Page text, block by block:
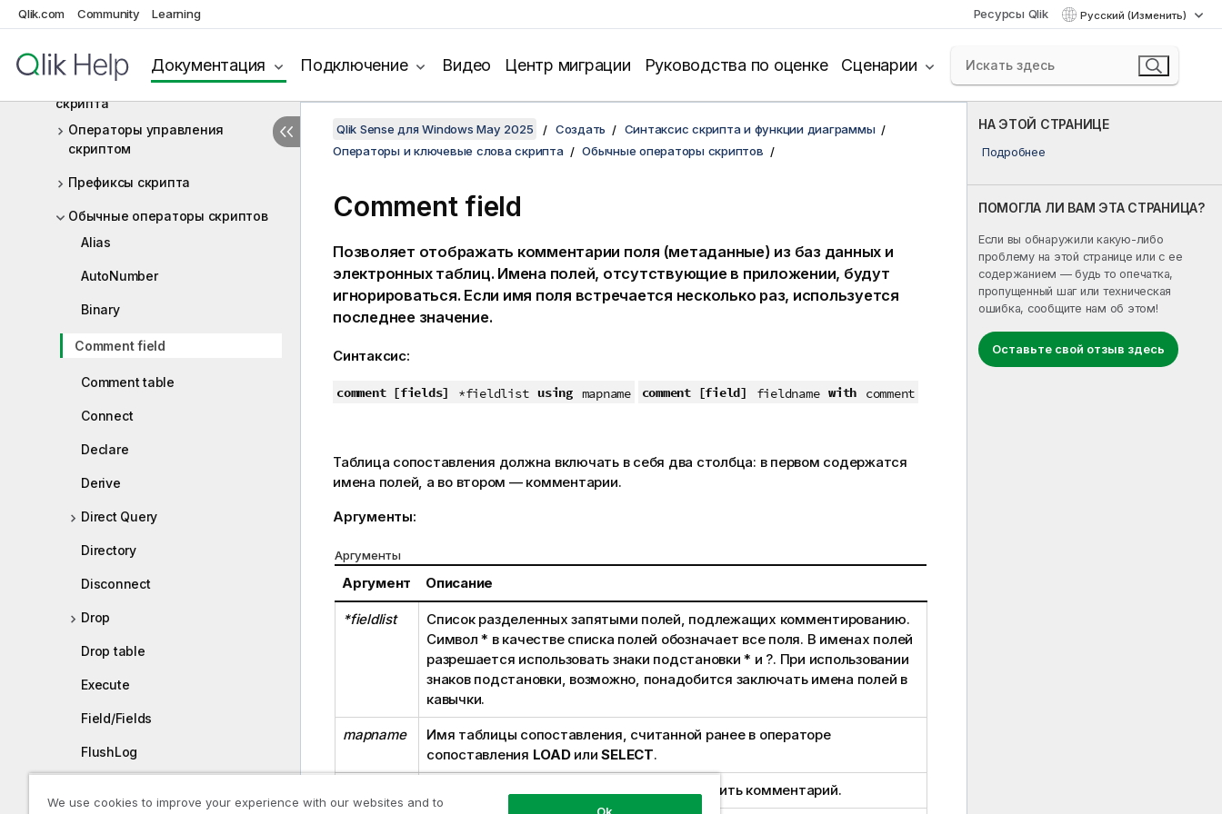
Qlik.com Community Learning Ресурсы Qlik Русский (Изменить)
Документация Подключение Видео Центр миграции Руководства по оценке Сценарии
Обзор синтаксиса скрипта
Операторы и ключевые слова
скрипта
Операторы управления
скриптом
Префиксы скрипта
Обычные операторы скриптов
Alias
AutoNumber
Binary
Comment field
Comment table
Connect
Declare
Derive
Direct Query
Directory
Disconnect
Drop
Drop table
Execute
Field/Fields
FlushLog
НА ЭТОЙ СТРАНИЦЕ
Подробнее
ПОМОГЛА ЛИ ВАМ ЭТА СТРАНИЦА?
Если вы обнаружили какую-либо
проблему на этой странице или с ее
содержанием — будь то опечатка,
пропущенный шаг или техническая
ошибка, сообщите нам об этом!
Оставьте свой отзыв здесь
Qlik Sense для Windows May 2025 Создать
Синтаксис скрипта и функции диаграммы
Операторы и ключевые слова скрипта
Обычные операторы скриптов
Comment field
Позволяет отображать комментарии поля (метаданные) из баз данных и
электронных таблиц. Имена полей, отсутствующие в приложении, будут
игнорироваться. Если имя поля встречается несколько раз, используется
последнее значение.
Синтаксис:
comment [fields] *fieldlist using mapname comment [field] fieldname with comment
Таблица сопоставления должна включать в себя два столбца: в первом содержатся
имена полей, а во втором — комментарии.
Аргументы:
Аргументы
Аргумент Описание
*fieldlist
Список разделенных запятыми полей, подлежащих комментированию.
Символ* в качестве списка полей обозначает все поля. В именах полей
разрешается использовать знаки подстановки* и ?. При использовании
знаков подстановки, возможно, понадобится заключать имена полей в
кавычки.
mapname
Имя таблицы сопоставления, считанной ранее в операторе
сопоставления LOADилиSELECT.
Имя поля, для которого необходимо добавить комментарий.
We use cookies to improve your experience with our websites and to